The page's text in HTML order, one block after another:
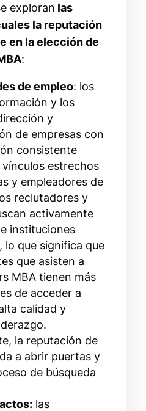
exploran las
la reputación
en la elección de
:
de empleo: los
y los
y
de empresas con
consistente
estrechos
y empleadores de
reclutadores y
activamente
instituciones
lo que significa que
que asisten a
MBA tienen más
de acceder a
calidad y
la reputación de
a abrir puertas y
de búsqueda
las